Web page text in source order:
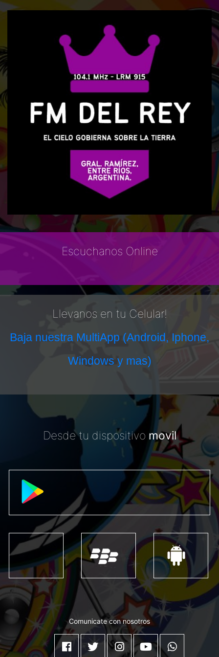
Escuchanos Online
Llevanos en tu Celular!
Baja nuestra MultiApp (Android, Iphone,
Windows y mas)
Desde tu dispositivo movil
Comunicate con nosotros